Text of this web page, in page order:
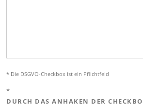
* Die DSGVO-Checkbox ist ein Pflichtfeld
*
DURCH DAS ANHAKEN DER